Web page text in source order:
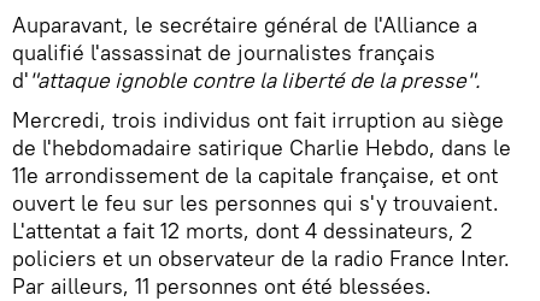
Auparavant, le secrétaire général de l'Alliance a
qualifié l'assassinat de journalistes français
d'"attaque ignoble contre la liberté de la presse".
Mercredi, trois individus ont fait irruption au siège
de l'hebdomadaire satirique Charlie Hebdo, dans le
11e arrondissement de la capitale française, et ont
ouvert le feu sur les personnes qui s'y trouvaient.
L'attentat a fait 12 morts, dont 4 dessinateurs, 2
policiers et un observateur de la radio France Inter.
Par ailleurs, 11 personnes ont été blessées.